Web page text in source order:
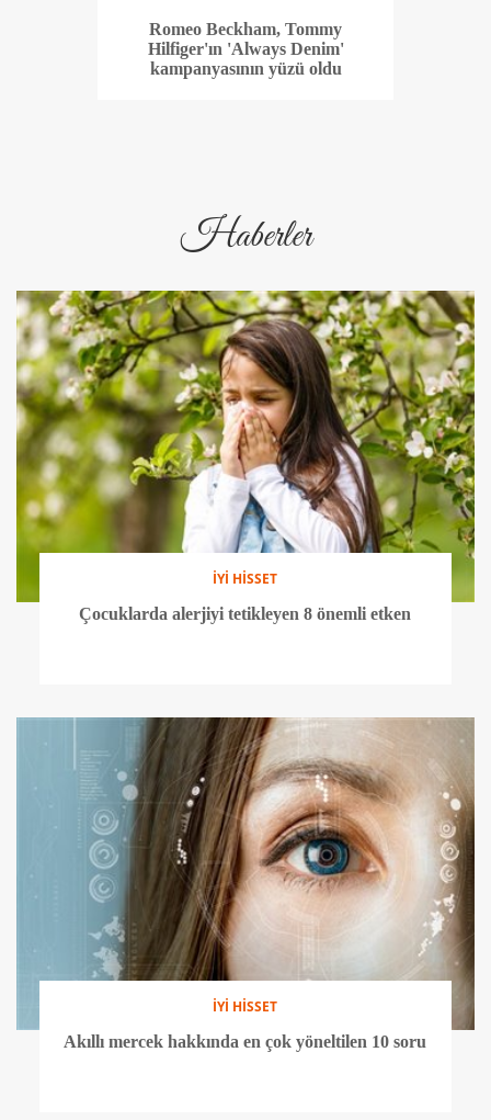
Romeo Beckham, Tommy
Hilfiger'ın 'Always Denim'
kampanyasının yüzü oldu
Haberler
İYİ HİSSET
Çocuklarda alerjiyi tetikleyen 8 önemli etken
İYİ HİSSET
Akıllı mercek hakkında en çok yöneltilen 10 soru